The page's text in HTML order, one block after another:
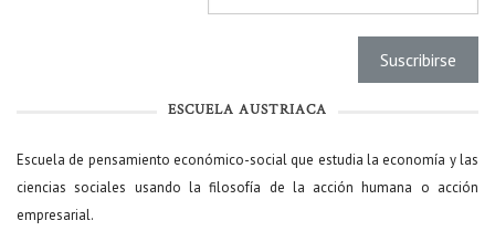
ESCUELA AUSTRIACA
Escuela de pensamiento económico-social que estudia la economía y las
ciencias sociales usando la filosofía de la acción humana o acción
empresarial.